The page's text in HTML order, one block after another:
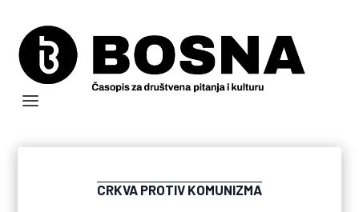
CRKVA PROTIV KOMUNIZMA